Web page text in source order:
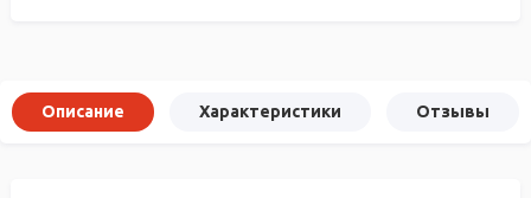
Описание Характеристики Отзывы